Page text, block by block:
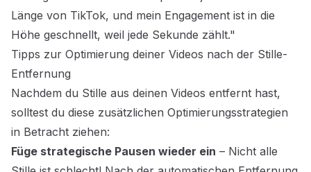
Länge von TikTok, und mein Engagement ist in die
Höhe geschnellt, weil jede Sekunde zählt."
Tipps zur Optimierung deiner Videos nach der Stille-
Entfernung
Nachdem du Stille aus deinen Videos entfernt hast,
solltest du diese zusätzlichen Optimierungsstrategien
in Betracht ziehen:
Füge strategische Pausen wieder ein – Nicht alle